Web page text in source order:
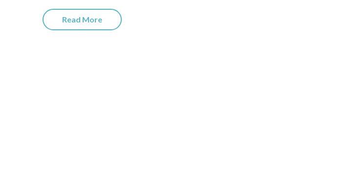
Read More